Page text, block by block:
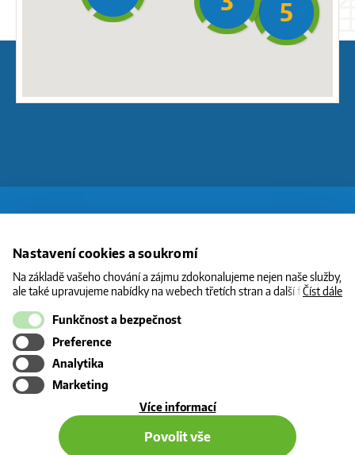
Nastavení cookies a soukromí
Na základě vašeho chování a zájmu zdokonalujeme nejen naše služby,
ale také upravujeme nabídky na webech třetích stran a další formy
souhlasu. Svoje nastavení můžete kdykoliv změnit v zápatí stránky v
„Nastavení soukromí". Více informací o tom, jak se soubory cookies a
osobními údaji pracujeme, včetně možností uplatnění vašich práv,
naleznete na webové stránce v sekci
Číst dále
Funkčnost a bezpečnost
Preference
Analytika
Marketing
Více informacío
Povolit vše
5
CENY
INFORMACE
KONTAKT